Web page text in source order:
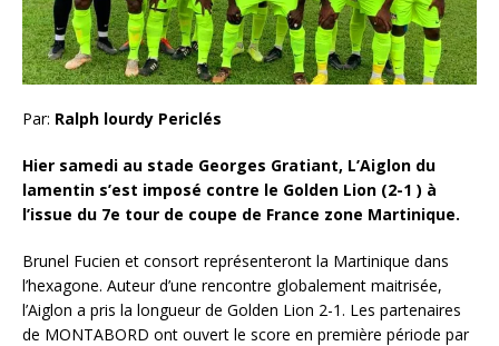
Par: Ralph lourdy Periclés
Hier samedi au stade Georges Gratiant, L’Aiglon du
lamentin s’est imposé contre le Golden Lion (2-1 ) à
l’issue du 7e tour de coupe de France zone Martinique.
Brunel Fucien et consort représenteront la Martinique dans
l’hexagone. Auteur d’une rencontre globalement maitrisée,
l’Aiglon a pris la longueur de Golden Lion 2-1. Les partenaires
de MONTABORD ont ouvert le score en première période par